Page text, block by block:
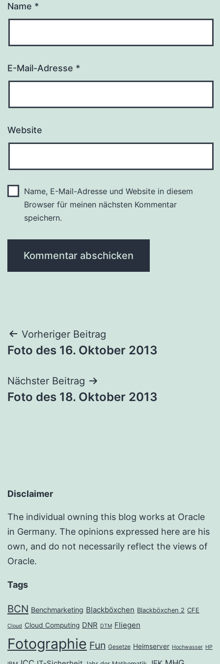
Name *
E-Mail-Adresse *
Website
Name, E-Mail-Adresse und Website in diesem
Browser für meinen nächsten Kommentar
speichern.
Beitragsnavigation
Vorheriger Beitrag
Foto des 16. Oktober 2013
Nächster Beitrag
Foto des 18. Oktober 2013
Disclaimer
The individual owning this blog works at Oracle
in Germany. The opinions expressed here are his
own, and do not necessarily reflect the views of
Oracle.
Tags
BCN Benchmarketing Blackböxchen Blackböxchen 2 CFE
Cloud Cloud Computing DNR DTM Fliegen
Fotographie Fun Gesetze Heimserver Hochwasser HP